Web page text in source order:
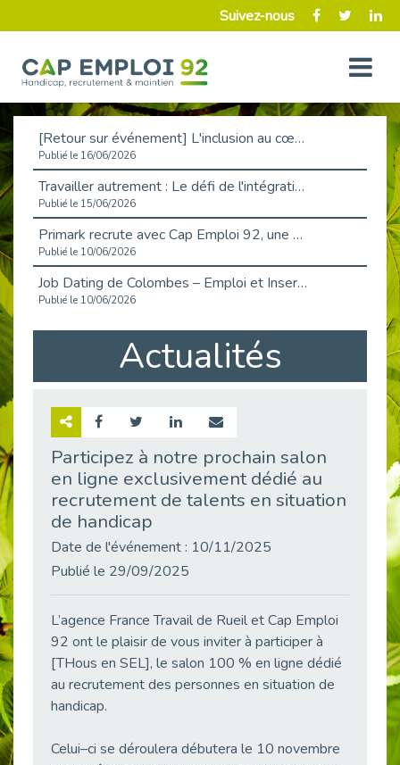
Suivez-nous
[Retour sur événement] L'inclusion au cœur de la Place de l'Emploi à La Défense !
Publié le 16/06/2026
Travailler autrement : Le défi de l'intégration des maladies chroniques en entreprise
Publié le 15/06/2026
Primark recrute avec Cap Emploi 92, une matinée couronnée de succès !
Publié le 10/06/2026
Job Dating de Colombes – Emploi et Insertion
Publié le 10/06/2026
Aborder l'entretien et la situation de handicap en toute confiance
Publié le 09/06/2026
Retour sur l’atelier « Optimiser sa recherche d’emploi »
Emploi & Handicap : Hachette Livre et Cap emploi 92 renforcent leur collaboration
Publié le 02/06/2026
Publié le 30/05/2026
Handicap et emploi : une matinée pour briser les tabous
Publié le 21/05/2026
L’alternance : un levier stratégique pour recruter et inclure durablement
Publié le 18/05/2026
Actualités
Participez à notre prochain salon
en ligne exclusivement dédié au
recrutement de talents en situation
de handicap
Date de l'événement : 10/11/2025
Publié le 29/09/2025
L’agence France Travail de Rueil et Cap Emploi
92 ont le plaisir de vous inviter à participer à
[THous en SEL], le salon 100 % en ligne dédié
au recrutement des personnes en situation de
handicap.
Celui–ci se déroulera débutera le 10 novembre